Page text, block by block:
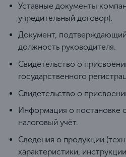
Уставные документы
учредительный договор).
Документ, подтверждающий
должность руководителя.
Свидетельство о
государственного
Свидетельство о
Информация о постановке
налоговый учёт.
Сведения о продукции
характеристики,